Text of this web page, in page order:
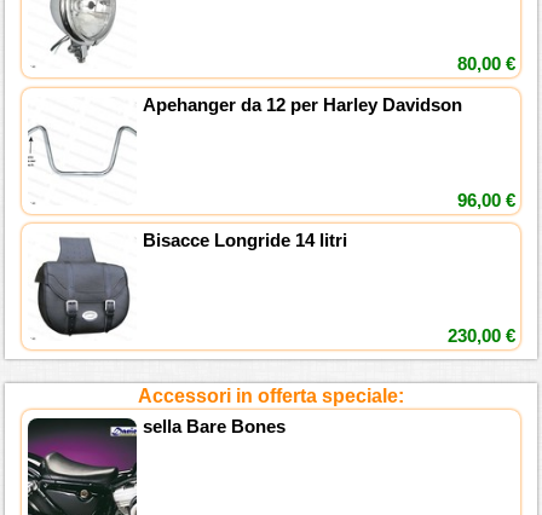
80,00 €
Apehanger da 12 per Harley Davidson
96,00 €
Bisacce Longride 14 litri
230,00 €
Accessori in offerta speciale:
sella Bare Bones